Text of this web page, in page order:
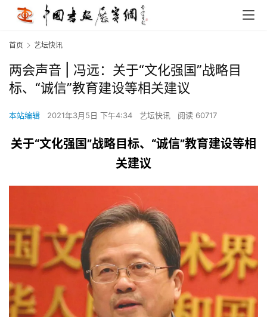
首页 艺坛快讯
两会声音 | 冯远：关于“文化强国”战略目
标、“诚信”教育建设等相关建议
本站编辑 2021年3月5日 下午4:34 艺坛快讯 阅读 60717
关于“文化强国”战略目标、“诚信”教育建设等相
关建议